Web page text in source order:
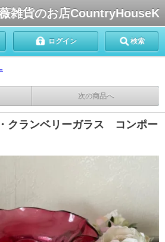
雑貨のお店CountryHouseK
ログイン 検索
次の商品へ
クランベリーガラス コンポー